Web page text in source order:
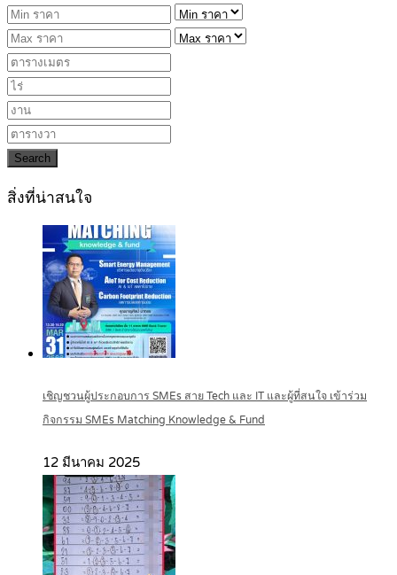
Search
สิ่งที่น่าสนใจ
เชิญชวนผู้ประกอบการ SMEs สาย Tech และ IT และผู้ที่สนใจ เข้าร่วม
กิจกรรม SMEs Matching Knowledge & Fund
12 มีนาคม 2025